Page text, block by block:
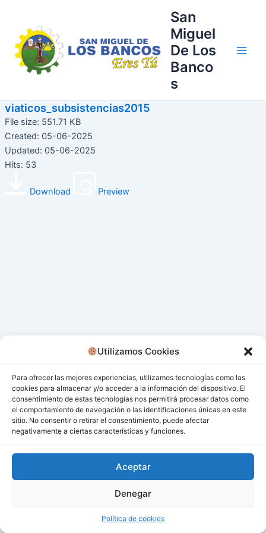
Utilizamos Cookies
Para ofrecer las mejores experiencias, utilizamos tecnologías como las
cookies para almacenar y/o acceder a la información del dispositivo. El
consentimiento de estas tecnologías nos permitirá procesar datos como
el comportamiento de navegación o las identificaciones únicas en este
sitio. No consentir o retirar el consentimiento, puede afectar
negativamente a ciertas características y funciones.
Aceptar
Denegar
Política de cookies
contenido
San
Miguel
De Los
Banco
s
viaticos_subsistencias2015
File size: 551.71 KB
Created: 05-06-2025
Updated: 05-06-2025
Hits: 53
Download Preview
Todos los derechos © 2026 San Miguel De Los Bancos |